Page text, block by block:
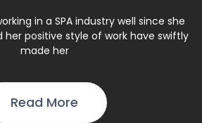
in a SPA industry well since she
her positive style of work have swiftly
made her
Read More